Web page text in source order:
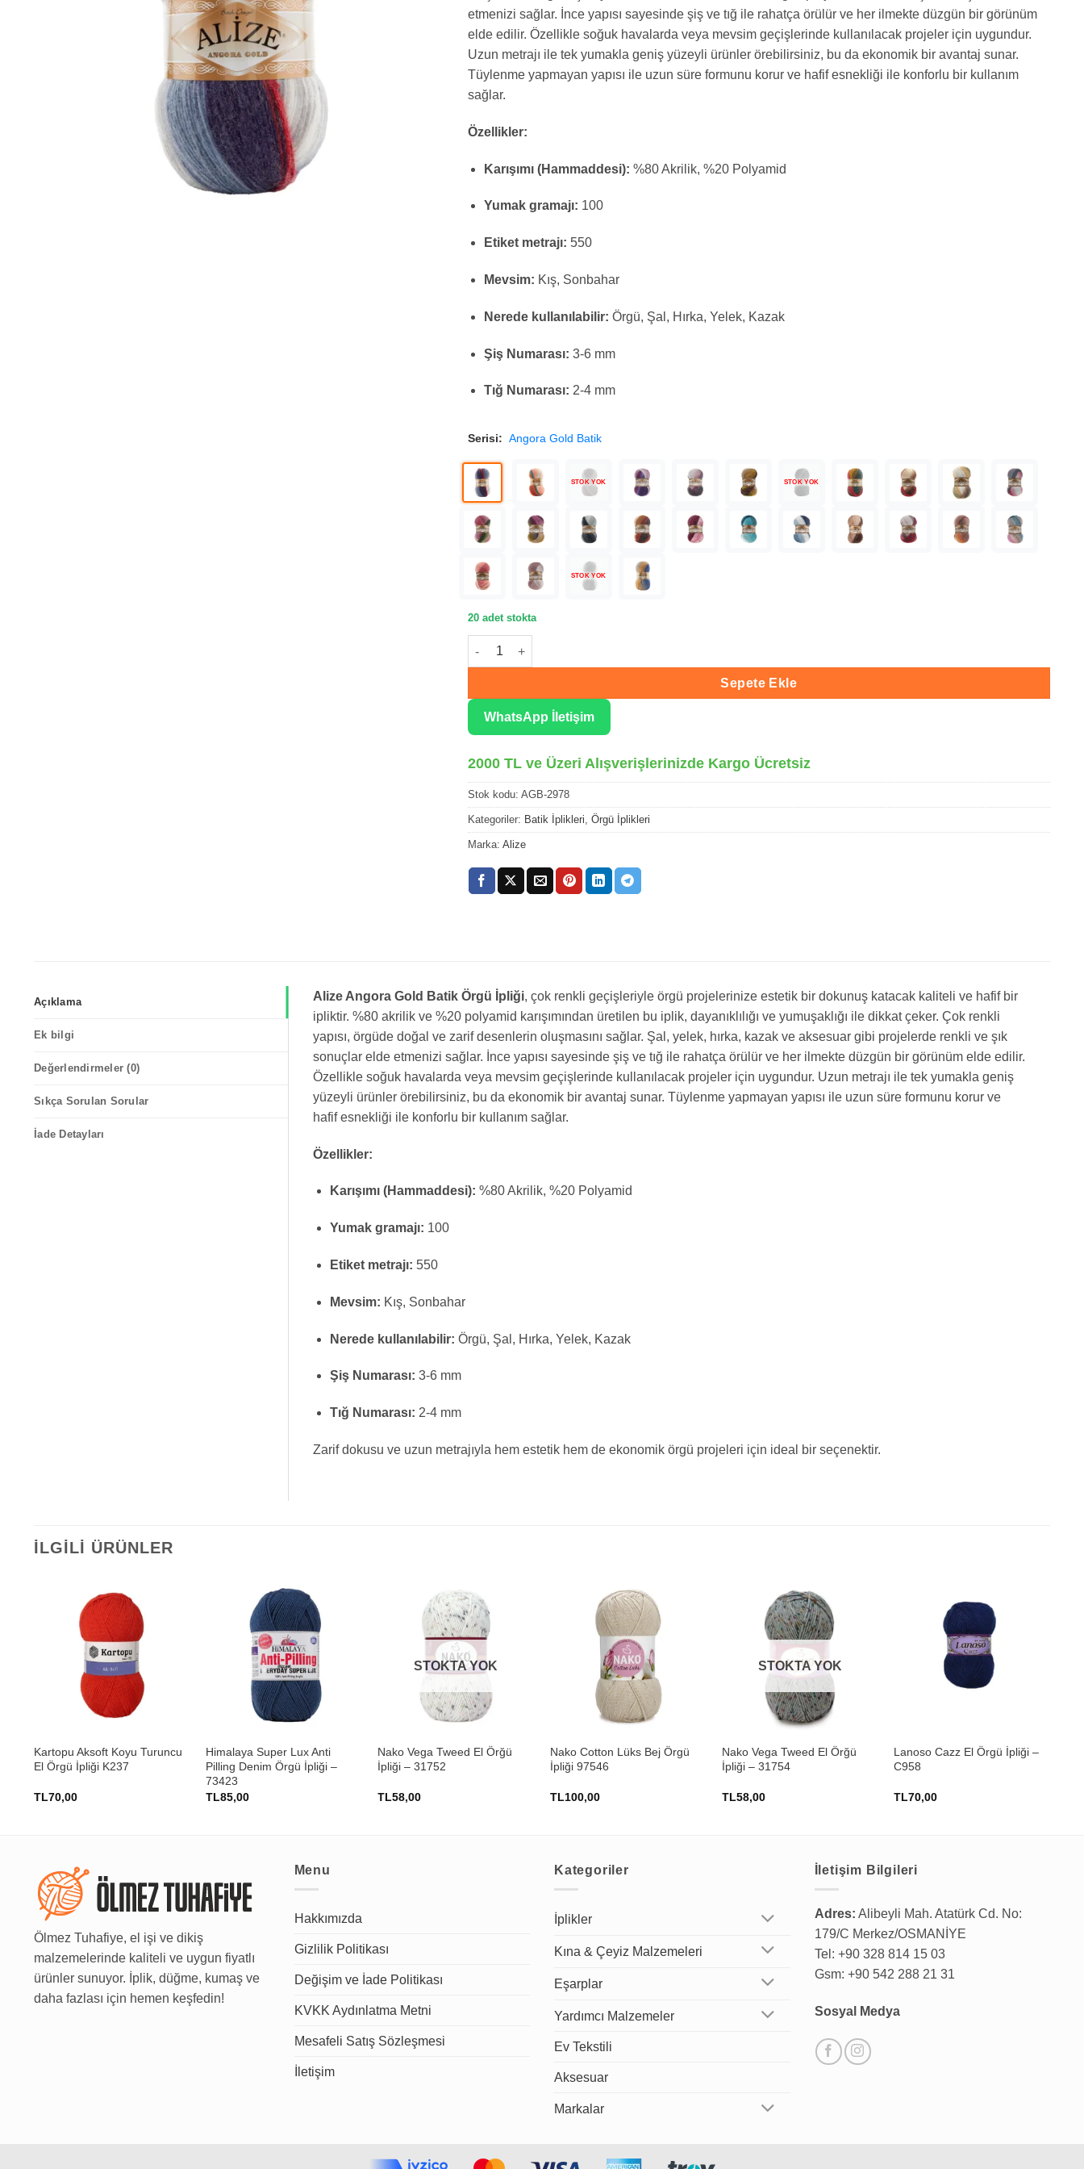
etmenizi sağlar. İnce yapısı sayesinde şiş ve tığ ile rahatça örülür ve her ilmekte düzgün bir görünüm
elde edilir. Özellikle soğuk havalarda veya mevsim geçişlerinde kullanılacak projeler için uygundur.
Uzun metrajı ile tek yumakla geniş yüzeyli ürünler örebilirsiniz, bu da ekonomik bir avantaj sunar.
Tüylenme yapmayan yapısı ile uzun süre formunu korur ve hafif esnekliği ile konforlu bir kullanım
sağlar.
Özellikler:
Karışımı (Hammaddesi): %80 Akrilik, %20 Polyamid
Yumak gramajı: 100
Etiket metrajı: 550
Mevsim: Kış, Sonbahar
Nerede kullanılabilir: Örgü, Şal, Hırka, Yelek, Kazak
Şiş Numarası: 3-6 mm
Tığ Numarası: 2-4 mm
Serisi: Angora Gold Batik
STOK YOK STOK YOK
STOK YOK
20 adet stokta
Alize Angora Gold Batik Örgü İpliği 2978 adet
Sepete Ekle
WhatsApp İletişim
2000 TL ve Üzeri Alışverişlerinizde Kargo Ücretsiz
Stok kodu: AGB-2978
Kategoriler: Batik İplikleri Örgü İplikleri
Marka: Alize
Açıklama
Ek bilgi
Değerlendirmeler (0)
Sıkça Sorulan Sorular
İade Detayları
Alize Angora Gold Batik Örgü İpliği, çok renkli geçişleriyle örgü projelerinize estetik bir dokunuş katacak kaliteli ve hafif bir
ipliktir. %80 akrilik ve %20 polyamid karışımından üretilen bu iplik, dayanıklılığı ve yumuşaklığı ile dikkat çeker. Çok renkli
yapısı, örgüde doğal ve zarif desenlerin oluşmasını sağlar. Şal, yelek, hırka, kazak ve aksesuar gibi projelerde renkli ve şık
sonuçlar elde etmenizi sağlar. İnce yapısı sayesinde şiş ve tığ ile rahatça örülür ve her ilmekte düzgün bir görünüm elde edilir.
Özellikle soğuk havalarda veya mevsim geçişlerinde kullanılacak projeler için uygundur. Uzun metrajı ile tek yumakla geniş
yüzeyli ürünler örebilirsiniz, bu da ekonomik bir avantaj sunar. Tüylenme yapmayan yapısı ile uzun süre formunu korur ve
hafif esnekliği ile konforlu bir kullanım sağlar.
Özellikler:
Karışımı (Hammaddesi): %80 Akrilik, %20 Polyamid
Yumak gramajı: 100
Etiket metrajı: 550
Mevsim: Kış, Sonbahar
Nerede kullanılabilir: Örgü, Şal, Hırka, Yelek, Kazak
Şiş Numarası: 3-6 mm
Tığ Numarası: 2-4 mm
Zarif dokusu ve uzun metrajıyla hem estetik hem de ekonomik örgü projeleri için ideal bir seçenektir.
İLGILI ÜRÜNLER
Kartopu Aksoft Koyu Turuncu
El Örgü İpliği K237
TL70,00
Himalaya Super Lux Anti
Pilling Denim Örgü İpliği –
73423
TL85,00
STOKTA YOK
Nako Vega Tweed El Örğü
İpliği – 31752
TL58,00
Nako Cotton Lüks Bej Örgü
İpliği 97546
TL100,00
STOKTA YOK
Nako Vega Tweed El Örğü
İpliği – 31754
TL58,00
Lanoso Cazz El Örgü İpliği –
C958
TL70,00
Ölmez Tuhafiye, el işi ve dikiş
malzemelerinde kaliteli ve uygun fiyatlı
ürünler sunuyor. İplik, düğme, kumaş ve
daha fazlası için hemen keşfedin!
Menu
Hakkımızda
Gizlilik Politikası
Değişim ve İade Politikası
KVKK Aydınlatma Metni
Mesafeli Satış Sözleşmesi
İletişim
Kategoriler
İplikler
Kına & Çeyiz Malzemeleri
Eşarplar
Yardımcı Malzemeler
Ev Tekstili
Aksesuar
Markalar
İletişim Bilgileri
Adres: Alibeyli Mah. Atatürk Cd. No:
179/C Merkez/OSMANİYE
Tel: +90 328 814 15 03
Gsm: +90 542 288 21 31
Sosyal Medya